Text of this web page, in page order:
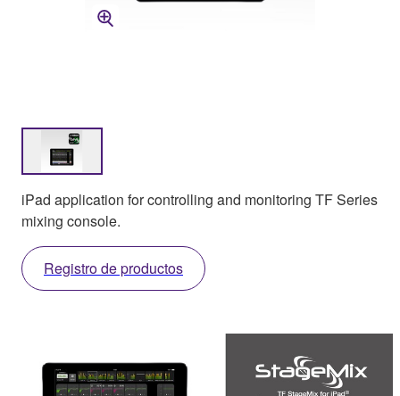
iPad application for controlling and monitoring TF Series
mixing console.
Registro de productos